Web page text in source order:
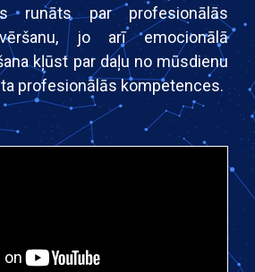
runāts par profesionālās
jo arī emocionālā
kļūst par daļu no mūsdienu
profesionālās kompetences.